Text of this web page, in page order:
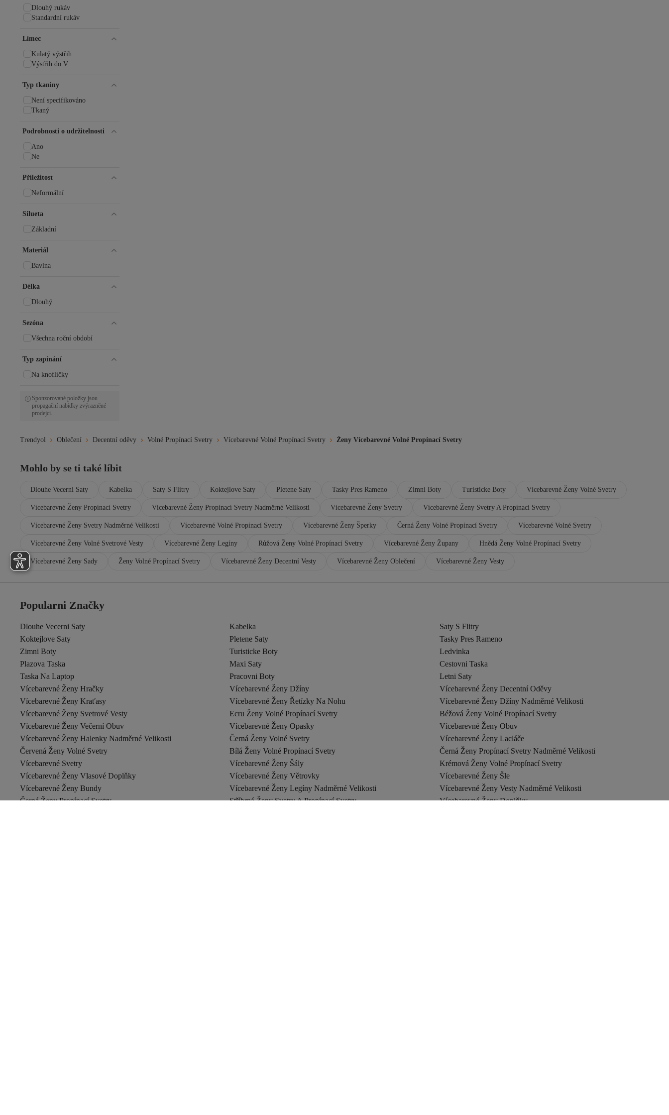
Dlouhý rukáv
Standardní rukáv
Límec
Kulatý výstřih
Výstřih do V
Typ tkaniny
Není specifikováno
Tkaný
Podrobnosti o udržitelnosti
Ano
Ne
Příležitost
Neformální
Silueta
Základní
Materiál
Bavlna
Délka
Dlouhý
Sezóna
Všechna roční období
Typ zapínání
Na knoflíčky
Sponzorované položky jsou
propagační nabídky zvýrazněné
prodejci.
Trendyol Oblečení Decentní oděvy Volné Propínací Svetry Vícebarevné Volné Propínací Svetry Ženy Vícebarevné Volné Propínací Svetry
Mohlo by se ti také líbit
Dlouhe Vecerni Saty Kabelka Saty S Flitry Koktejlove Saty Pletene Saty Tasky Pres Rameno Zimni Boty Turisticke Boty Vícebarevné Ženy Volné Svetry
Vícebarevné Ženy Propínací Svetry Vícebarevné Ženy Propínací Svetry Nadměrné Velikosti Vícebarevné Ženy Svetry Vícebarevné Ženy Svetry A Propínací Svetry
Vícebarevné Ženy Svetry Nadměrné Velikosti Vícebarevné Volné Propínací Svetry Vícebarevné Ženy Šperky Černá Ženy Volné Propínací Svetry Vícebarevné Volné Svetry
Vícebarevné Ženy Volné Svetrové Vesty Vícebarevné Ženy Legíny Růžová Ženy Volné Propínací Svetry Vícebarevné Ženy Župany Hnědá Ženy Volné Propínací Svetry
Vícebarevné Ženy Sady Ženy Volné Propínací Svetry Vícebarevné Ženy Decentní Vesty Vícebarevné Ženy Oblečení Vícebarevné Ženy Vesty
Popularni Značky
Dlouhe Vecerni Saty Kabelka
Saty S Flitry
Koktejlove Saty
Pletene Saty
Tasky Pres Rameno
Zimni Boty
Turisticke Boty
Ledvinka
Plazova Taska
Maxi Saty
Cestovni Taska
Taska Na Laptop
Pracovni Boty
Letni Saty
Vícebarevné Ženy Hračky
Vícebarevné Ženy Džíny
Vícebarevné Ženy Decentní Oděvy
Vícebarevné Ženy Kraťasy
Vícebarevné Ženy Řetízky Na Nohu
Vícebarevné Ženy Džíny Nadměrné Velikosti
Vícebarevné Ženy Svetrové Vesty
Ecru Ženy Volné Propínací Svetry
Béžová Ženy Volné Propínací Svetry
Vícebarevné Ženy Večerní Obuv
Vícebarevné Ženy Opasky
Vícebarevné Ženy Obuv
Vícebarevné Ženy Halenky Nadměrné Velikosti
Černá Ženy Volné Svetry
Vícebarevné Ženy Lacláče
Červená Ženy Volné Svetry
Bílá Ženy Volné Propínací Svetry
Černá Ženy Propínací Svetry Nadměrné Velikosti
Vícebarevné Svetry
Vícebarevné Ženy Šály
Krémová Ženy Volné Propínací Svetry
Vícebarevné Ženy Vlasové Doplňky
Vícebarevné Ženy Větrovky
Vícebarevné Ženy Šle
Vícebarevné Ženy Bundy
Vícebarevné Ženy Legíny Nadměrné Velikosti
Vícebarevné Ženy Vesty Nadměrné Velikosti
Černá Ženy Propínací Svetry
Stříbrná Ženy Svetry A Propínací Svetry
Vícebarevné Ženy Doplňky